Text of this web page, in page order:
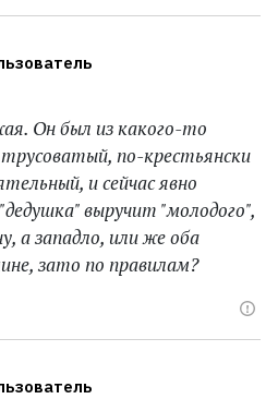
Он был из какого-то
по-крестьянски
и сейчас явно
выручит "молодого",
а западло, или же оба
зато по правилам?